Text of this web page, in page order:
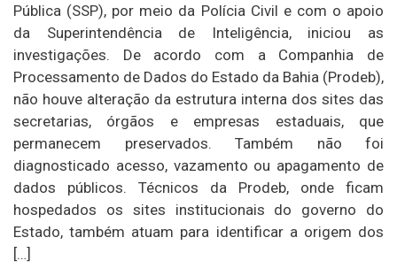
Pública (SSP), por meio da Polícia Civil e com o apoio
da Superintendência de Inteligência, iniciou as
investigações. De acordo com a Companhia de
Processamento de Dados do Estado da Bahia (Prodeb),
não houve alteração da estrutura interna dos sites das
secretarias, órgãos e empresas estaduais, que
permanecem preservados. Também não foi
diagnosticado acesso, vazamento ou apagamento de
dados públicos. Técnicos da Prodeb, onde ficam
hospedados os sites institucionais do governo do
Estado, também atuam para identificar a origem dos
[…]